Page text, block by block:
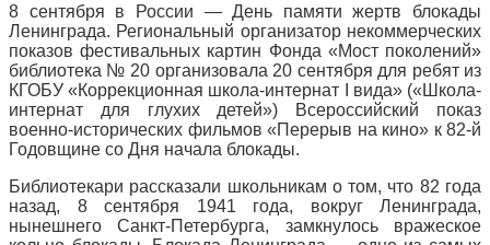
8 сентября в России — День памяти жертв блокады
Ленинграда. Региональный организатор некоммерческих
показов фестивальных картин Фонда «Мост поколений»
библиотека № 20 организовала 20 сентября для ребят из
КГОБУ «Коррекционная школа-интернат I вида» («Школа-
интернат для глухих детей») Всероссийский показ
военно-исторических фильмов «Перерыв на кино» к 82-й
Годовщине со Дня начала блокады.
Библиотекари рассказали школьникам о том, что 82 года
назад, 8 сентября 1941 года, вокруг Ленинграда,
нынешнего Санкт-Петербурга, замкнулось вражеское